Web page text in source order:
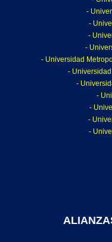
-
-
-
-
- Universidad
-
-
-
-
-
-